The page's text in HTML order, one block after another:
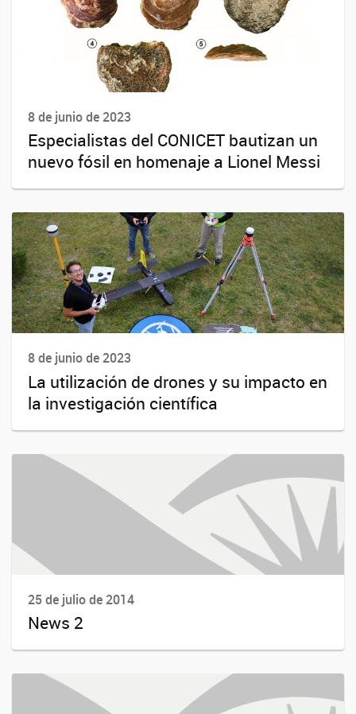
8 de junio de 2023
Especialistas del CONICET bautizan un
nuevo fósil en homenaje a Lionel Messi
8 de junio de 2023
La utilización de drones y su impacto en
la investigación científica
25 de julio de 2014
News 2